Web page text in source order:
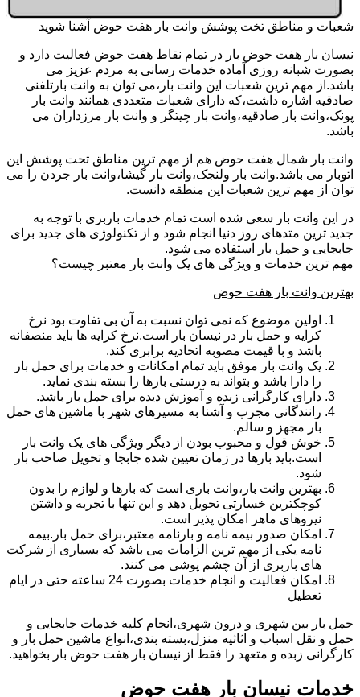
شعبات و مناطق تخت پوشش وانت بار هفت حوض آشنا شوید
نیسان بار هفت حوض بار در تمام نقاط هفت حوض فعالیت دارد و
بصورت شبانه روزی آماده خدمات رسانی به مردم عزیز می
باشد.از مهم ترین شعبات این وانت بار،می توان به وانت بارتلفنی
صادقیه اشاره داشت،که دارای شعبات متعددی همانند وانت بار
پونک،وانت بار صادقیه،وانت بار چیتگر و وانت بار مرزداران می
باشد.
وانت بار شمال هفت حوض هم از مهم ترین مناطق تحت پوشش این
اتوبار می باشد.وانت بار ولنجک،وانت بار گیشا،وانت بار جردن را می
توان از مهم ترین شعبات این منطقه دانست.
در این وانت بار سعی شده است تمام خدمات باربری با توجه به
جدید ترین متدهای روز دنیا انجام شود و از تکنولوژی های جدید برای
جابجایی و حمل بار استفاده می شود.
مهم ترین خدمات و ویژگی های یک وانت بار معتبر چیست؟
بهترین وانت بار هفت حوض
اولین موضوع که نمی توان نسبت به آن بی تفاوت بود نرخ
کرایه و حمل بار در نیسان بار است.نرخ کرایه ها باید منصفانه
باشد و با قیمت مصوبه اتحادیه برابری کند.
یک وانت بار موفق باید تمام امکانات و خدمات برای حمل بار
را دارا باشد و بتواند به درستی بارها را بسته بندی نماید.
دارای کارگرانی زبده و آموزش دیده برای حمل بار باشد.
رانندگانی مجرب و آشنا به مسیرهای شهر با ماشین های حمل
بار مجهز و سالم.
خوش قول و محبوب بودن از دیگر ویژگی های یک وانت بار
است.باید بارها در زمان تعیین شده جابجا و تحویل صاحب بار
شود.
بهترین وانت بار،وانت باری است که بارها و لوازم را بدون
کوچکترین خسارتی تحویل دهد و این تنها با تجربه و داشتن
نیروهای ماهر امکان پذیر است.
امکان صدور بیمه نامه و بارنامه معتبر،برای حمل بار.بیمه
نامه یکی از مهم ترین الزامات می باشد که بسیاری از شرکت
های باربری از آن چشم پوشی می کنند.
امکان فعالیت و انجام خدمات بصورت 24 ساعته حتی در ایام
تعطیل
حمل بار بین شهری و درون شهری،انجام کلیه خدمات جابجایی و
حمل و نقل اسباب و اثاثیه منزل،بسته بندی،انواع ماشین حمل بار و
کارگرانی زبده و متعهد را فقط از نیسان بار هفت حوض بار بخواهید.
خدمات نیسان بار هفت حوض